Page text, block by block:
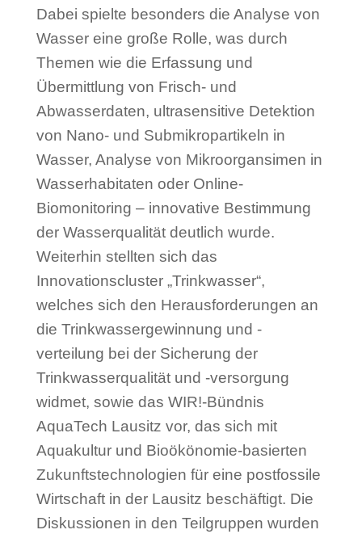
Dabei spielte besonders die Analyse von
Wasser eine große Rolle, was durch
Themen wie die Erfassung und
Übermittlung von Frisch- und
Abwasserdaten, ultrasensitive Detektion
von Nano- und Submikropartikeln in
Wasser, Analyse von Mikroorgansimen in
Wasserhabitaten oder Online-
Biomonitoring – innovative Bestimmung
der Wasserqualität deutlich wurde.
Weiterhin stellten sich das
Innovationscluster „Trinkwasser“,
welches sich den Herausforderungen an
die Trinkwassergewinnung und -
verteilung bei der Sicherung der
Trinkwasserqualität und -versorgung
widmet, sowie das WIR!-Bündnis
AquaTech Lausitz vor, das sich mit
Aquakultur und Bioökönomie-basierten
Zukunftstechnologien für eine postfossile
Wirtschaft in der Lausitz beschäftigt. Die
Diskussionen in den Teilgruppen wurden